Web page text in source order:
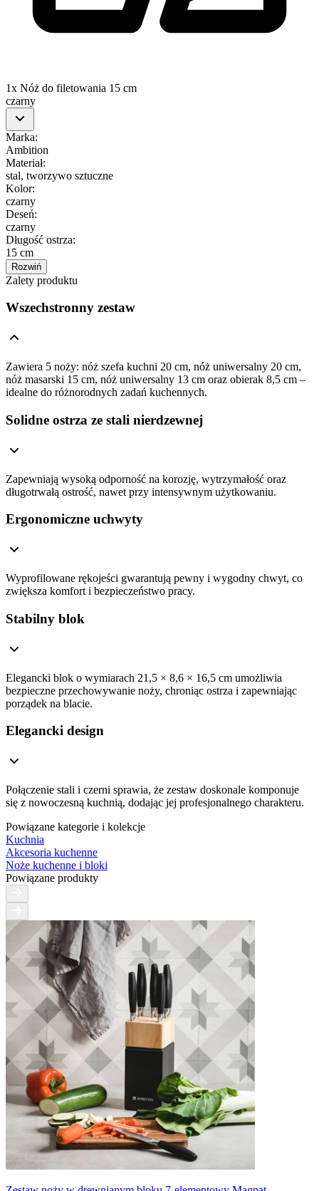
1x Nóż do filetowania 15 cm
czarny
Marka:
Ambition
Materiał:
stal, tworzywo sztuczne
Kolor:
czarny
Deseń:
czarny
Długość ostrza:
15 cm
Rozwiń
Zalety produktu
Wszechstronny zestaw
Zawiera 5 noży: nóż szefa kuchni 20 cm, nóż uniwersalny 20 cm,
nóż masarski 15 cm, nóż uniwersalny 13 cm oraz obierak 8,5 cm –
idealne do różnorodnych zadań kuchennych.
Solidne ostrza ze stali nierdzewnej
Zapewniają wysoką odporność na korozję, wytrzymałość oraz
długotrwałą ostrość, nawet przy intensywnym użytkowaniu.
Ergonomiczne uchwyty
Wyprofilowane rękojeści gwarantują pewny i wygodny chwyt, co
zwiększa komfort i bezpieczeństwo pracy.
Stabilny blok
Elegancki blok o wymiarach 21,5 × 8,6 × 16,5 cm umożliwia
bezpieczne przechowywanie noży, chroniąc ostrza i zapewniając
porządek na blacie.
Elegancki design
Połączenie stali i czerni sprawia, że zestaw doskonale komponuje
się z nowoczesną kuchnią, dodając jej profesjonalnego charakteru.
Powiązane kategorie i kolekcje
Kuchnia
Akcesoria kuchenne
Noże kuchenne i bloki
Powiązane produkty